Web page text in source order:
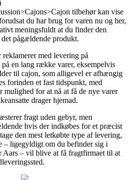
tilbehør kan vise
du har brug for varen nu og her,
meningsfuldt at du finder den
pågældende produkt.
med levering på
en lang række varer, eksempelvis
til cajon, som alligevel er afhængig
forinden et fast tidspunkt, med
mulighed for at nå at få de nye varer
drager hjemad.
fragt uden gebyr, men
hvis der indkøbes for et præcist
den mest letkøbte type af levering,
ligegyldigt om du befinder sig i
Aars – vil blive at få fragtfirmaet til at